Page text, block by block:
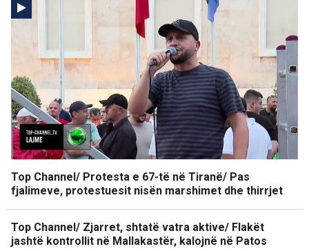
Top Channel/ Protesta e 67-të në Tiranë/ Pas
fjalimeve, protestuesit nisën marshimet dhe thirrjet
Top Channel/ Zjarret, shtatë vatra aktive/ Flakët
jashtë kontrollit në Mallakastër, kalojnë në Patos